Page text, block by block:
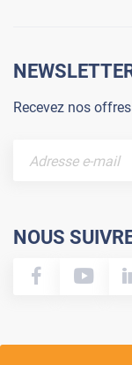
Recevez nos
NOUS